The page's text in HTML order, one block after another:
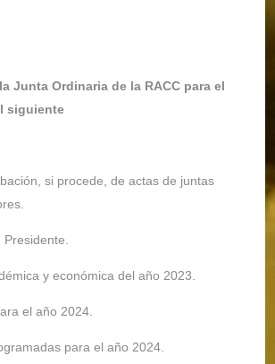
Junta Ordinaria de la RACC para el
siguiente
si procede, de actas de juntas
Presidente.
y económica del año 2023.
el año 2024.
para el año 2024.